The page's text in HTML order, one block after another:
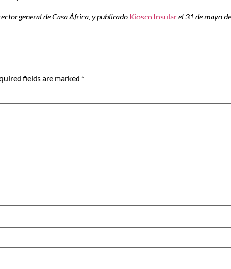
general de Casa África, y publicado Kiosco Insularel 31 de mayo de
fields are marked *